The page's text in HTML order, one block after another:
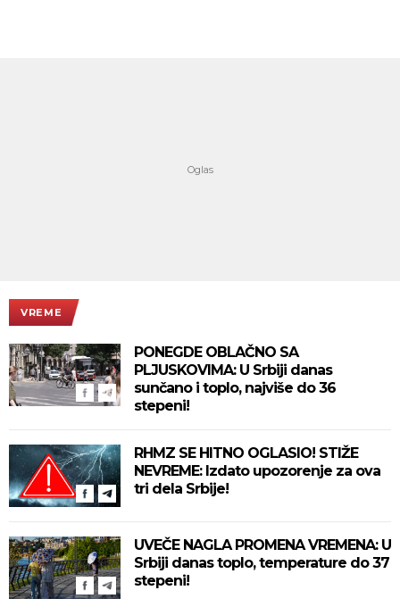
VREME
PONEGDE OBLAČNO SA
PLJUSKOVIMA: U Srbiji danas
sunčano i toplo, najviše do 36
stepeni!
RHMZ SE HITNO OGLASIO! STIŽE
NEVREME: Izdato upozorenje za ova
tri dela Srbije!
UVEČE NAGLA PROMENA VREMENA: U
Srbiji danas toplo, temperature do 37
stepeni!